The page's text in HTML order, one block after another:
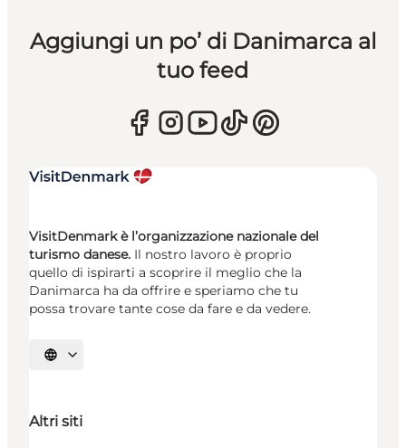
Aggiungi un po’ di Danimarca al
tuo feed
VisitDenmark è l’organizzazione nazionale del
turismo danese. Il nostro lavoro è proprio
quello di ispirarti a scoprire il meglio che la
Danimarca ha da offrire e speriamo che tu
possa trovare tante cose da fare e da vedere.
Seleziona la lingua
Altri siti